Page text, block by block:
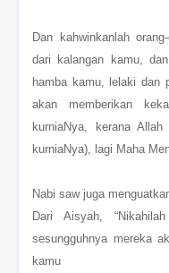
Dan kahwinkanlah
dari kalangan kamu,
hamba kamu, lelaki dan
akan memberikan
kurniaNya, kerana
kurniaNya), lagi Maha
Nabi saw juga
Dari Aisyah,
sesungguhnya mereka
kamu